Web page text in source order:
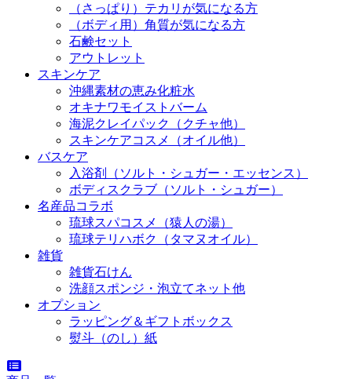
（さっぱり）テカリが気になる方
（ボディ用）角質が気になる方
石鹸セット
アウトレット
スキンケア
沖縄素材の恵み化粧水
オキナワモイストバーム
海泥クレイパック（クチャ他）
スキンケアコスメ（オイル他）
バスケア
入浴剤（ソルト・シュガー・エッセンス）
ボディスクラブ（ソルト・シュガー）
名産品コラボ
琉球スパコスメ（猿人の湯）
琉球テリハボク（タマヌオイル）
雑貨
雑貨石けん
洗顔スポンジ・泡立てネット他
オプション
ラッピング＆ギフトボックス
熨斗（のし）紙